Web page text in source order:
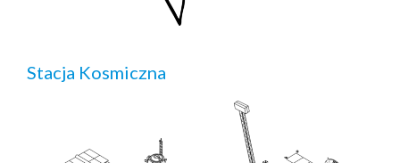
Stacja Kosmiczna